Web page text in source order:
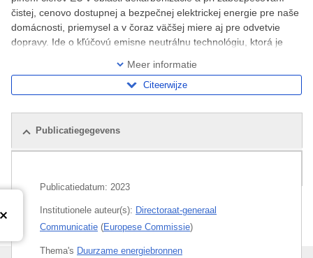
čistej, cenovo dostupnej a bezpečnej elektrickej energie pre naše
domácnosti, priemysel a v čoraz väčšej miere aj pre odvetvie
dopravy. Ide o kľúčovú emisne neutrálnu technológiu, ktorá je
Meer informatie
Citeerwijze
Publicatiegegevens
Publicatiedatum: 2023
Institutionele auteur(s): Directoraat-generaal
Communicatie (Europese Commissie)
Thema's Duurzame energiebronnen